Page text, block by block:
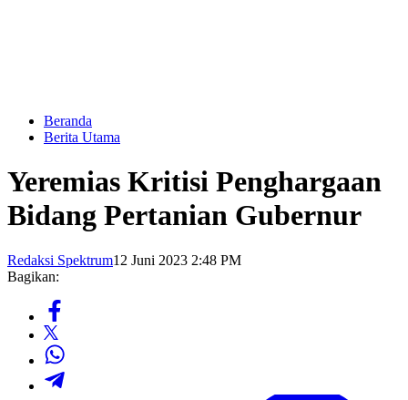
Beranda
Berita Utama
Yeremias Kritisi Penghargaan
Bidang Pertanian Gubernur
Redaksi Spektrum12 Juni 2023 2:48 PM
Bagikan: